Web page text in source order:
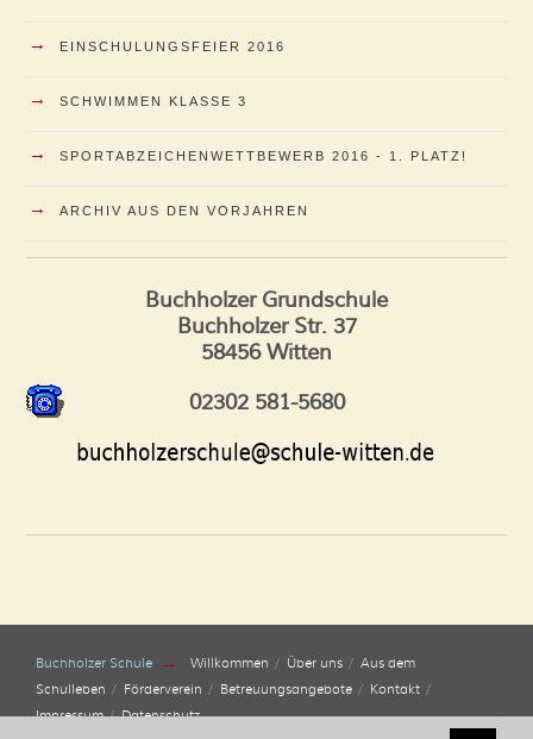
→ EINSCHULUNGSFEIER 2016
→ SCHWIMMEN KLASSE 3
→ SPORTABZEICHENWETTBEWERB 2016 - 1. PLATZ!
→ ARCHIV AUS DEN VORJAHREN
Buchholzer Grundschule
Buchholzer Str. 37
58456 Witten
02302 581-5680
Buchholzer Schule → Willkommen Über uns
Aus dem
Schulleben
Förderverein Betreuungsangebote
Kontakt
Impressum
Datenschutz